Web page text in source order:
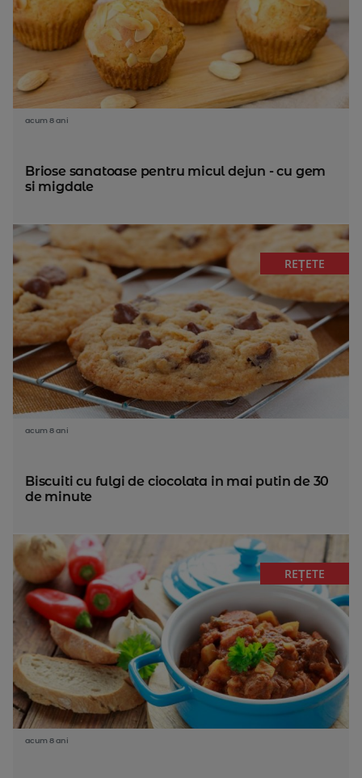
acum 8 ani
Briose sanatoase pentru micul dejun - cu gem
si migdale
REȚETE
acum 8 ani
Biscuiti cu fulgi de ciocolata in mai putin de 30
de minute
REȚETE
acum 8 ani